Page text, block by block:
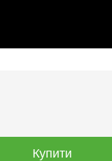
Купити